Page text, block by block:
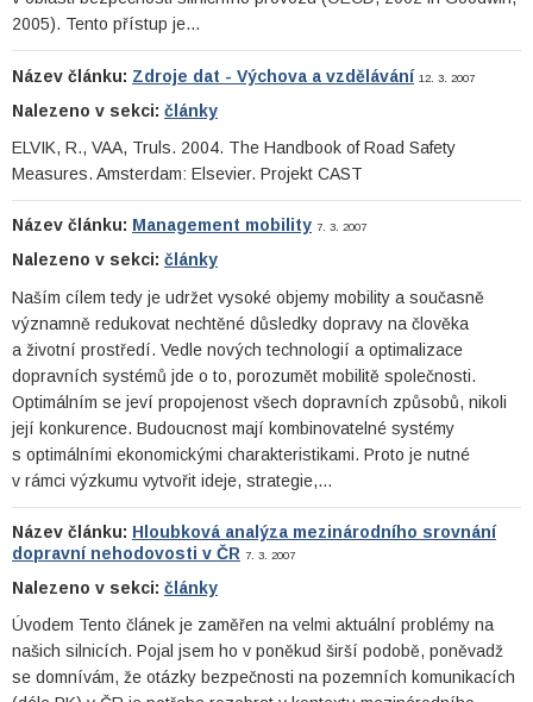
2005). Tento přístup je…
Název článku: Zdroje dat - Výchova a vzdělávání 12. 3. 2007
Nalezeno v sekci: články
ELVIK, R., VAA, Truls. 2004. The Handbook of Road Safety
Measures. Amsterdam: Elsevier. Projekt CAST
Název článku: Management mobility 7. 3. 2007
Nalezeno v sekci: články
Naším cílem tedy je udržet vysoké objemy mobility a současně
významně redukovat nechtěné důsledky dopravy na člověka
a životní prostředí. Vedle nových technologií a optimalizace
dopravních systémů jde o to, porozumět mobilitě společnosti.
Optimálním se jeví propojenost všech dopravních způsobů, nikoli
její konkurence. Budoucnost mají kombinovatelné systémy
s optimálními ekonomickými charakteristikami. Proto je nutné
v rámci výzkumu vytvořit ideje, strategie,…
Název článku: Hloubková analýza mezinárodního srovnání
dopravní nehodovosti v ČR 7. 3. 2007
Nalezeno v sekci: články
Úvodem Tento článek je zaměřen na velmi aktuální problémy na
našich silnicích. Pojal jsem ho v poněkud širší podobě, poněvadž
se domnívám, že otázky bezpečnosti na pozemních komunikacích